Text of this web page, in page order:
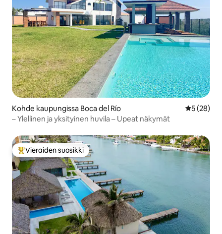
Kohde kaupungissa Boca del Río
5 (28)
– Ylellinen ja yksityinen huvila – Upeat näkymät
Vieraiden suosikkien parhaimmistoa
Vieraiden suosikki